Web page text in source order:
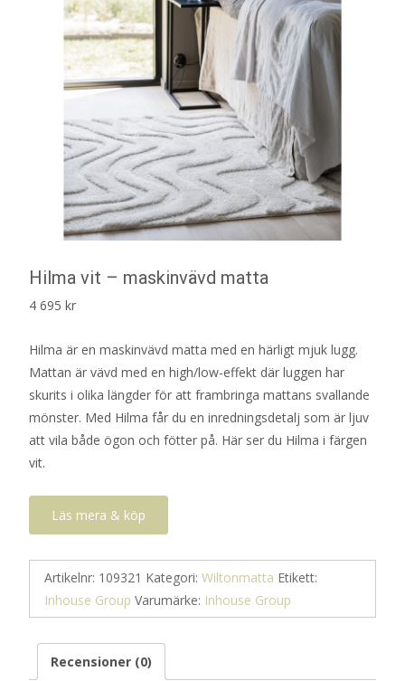
Hilma vit – maskinvävd matta
4 695 kr
Hilma är en maskinvävd matta med en härligt mjuk lugg.
Mattan är vävd med en high/low-effekt där luggen har
skurits i olika längder för att frambringa mattans svallande
mönster. Med Hilma får du en inredningsdetalj som är ljuv
att vila både ögon och fötter på. Här ser du Hilma i färgen
vit.
Läs mera & köp
Artikelnr: 109321 Kategori: Wiltonmatta Etikett:
Inhouse Group Varumärke: Inhouse Group
Recensioner (0)